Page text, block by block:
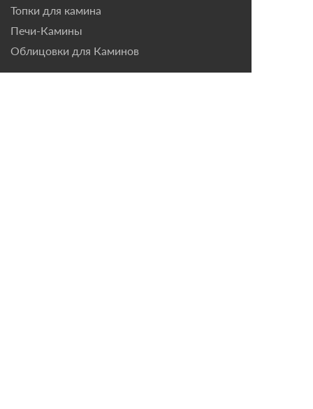
Топки для камина
Печи-Камины
Облицовки для Каминов